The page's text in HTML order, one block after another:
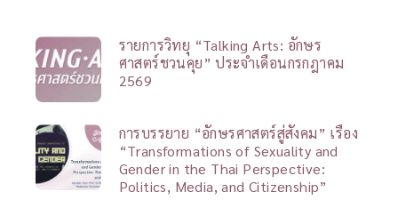
รายการวิทยุ “Talking Arts: อักษร
ศาสตร์ชวนคุย” ประจำเดือนกรกฎาคม
2569
การบรรยาย “อักษรศาสตร์สู่สังคม” เรื่อง
“Transformations of Sexuality and
Gender in the Thai Perspective:
Politics, Media, and Citizenship”